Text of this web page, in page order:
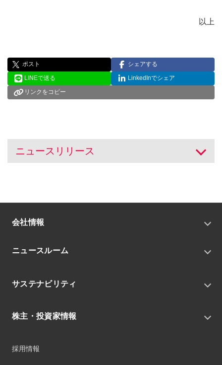
以上
ポスト
シェアする
LINEで送る
LinkedInでシェア
リンクをコピー
ニュースリリース 開く
会社情報
会社概要
中期経営戦略
役員
事業
ニュースルーム
トピックス
IRニュース
サステナビリティ
環境
ガバナンス
株主・投資家情報
財務ハイライト
採用情報